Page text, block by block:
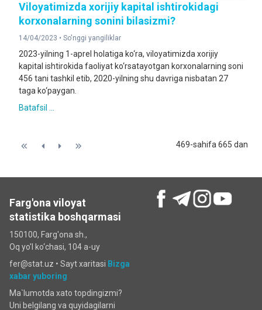
Viloyatimizda xorijiy kapital ishtirokidagi
korxonalarning sonini bilasizmi?
14/04/2023 • So'nggi yangiliklar
2023-yilning 1-aprel holatiga ko‘ra, viloyatimizda xorijiy
kapital ishtirokida faoliyat ko‘rsatayotgan korxonalarning soni
456 tani tashkil etib, 2020-yilning shu davriga nisbatan 27
taga ko‘paygan.
Batafsil ...
469-sahifa 665 dan
Farg'ona viloyat
statistika boshqarmasi
150100, Farg'ona sh.,
Oq yo'l ko‘chаsi, 104 a-uy
fer@stat.uz • Sayt xaritasi Bizga
xabar yuboring
Ma`lumotda xato topdingizmi?
Uni belgilang va quyidagilarni